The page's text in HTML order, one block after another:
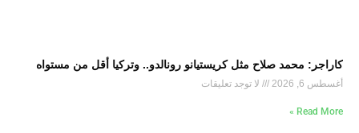
كاراجر: محمد صلاح مثل كريستيانو رونالدو.. وتركيا أقل من مستواه
أغسطس 6, 2026 لا توجد تعليقات
Read More »